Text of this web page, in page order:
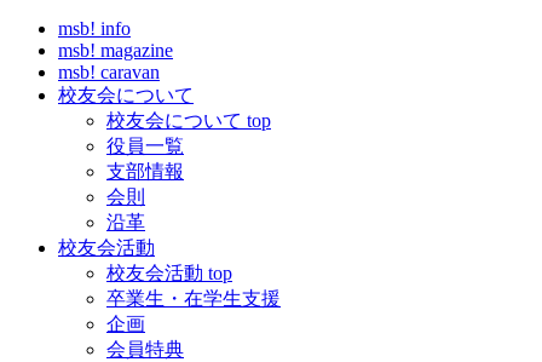
msb! info
msb! magazine
msb! caravan
校友会について
校友会について top
役員一覧
支部情報
会則
沿革
校友会活動
校友会活動 top
卒業生・在学生支援
企画
会員特典